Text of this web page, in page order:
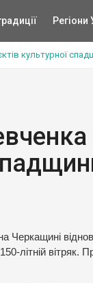
Регіони
культурної
Черкащині
літній вітряк.